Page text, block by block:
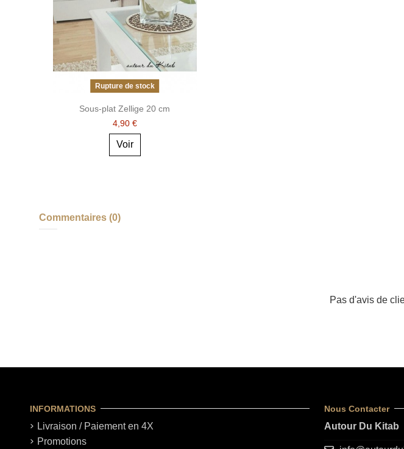
Rupture de stock
Sous-plat Zellige 20 cm
4,90 €
Voir
Commentaires (0)
Pas d'avis de
INFORMATIONS
Livraison / Paiement en 4X
Promotions
Nous Contacter
Autour Du Kitab